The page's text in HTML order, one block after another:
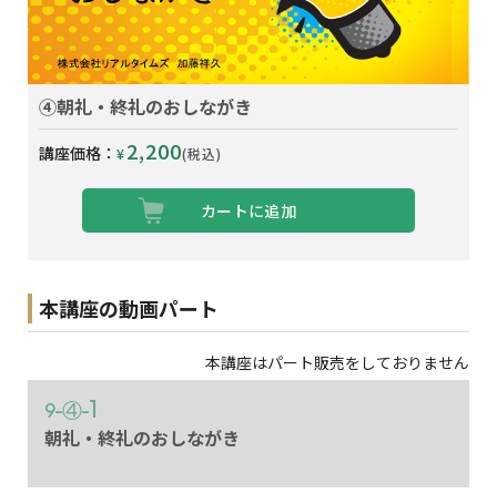
④朝礼・終礼のおしながき
講座価格： ¥ 2,200(税込)
カートに追加
本講座の動画パート
本講座はパート販売をしておりません
9-④-1
朝礼・終礼のおしながき